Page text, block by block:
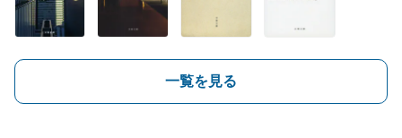
一覧を見る